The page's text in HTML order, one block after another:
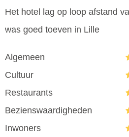
Het hotel lag op loop afstand
was goed toeven in Lille
Algemeen
Cultuur
Restaurants
Bezienswaardigheden
Inwoners